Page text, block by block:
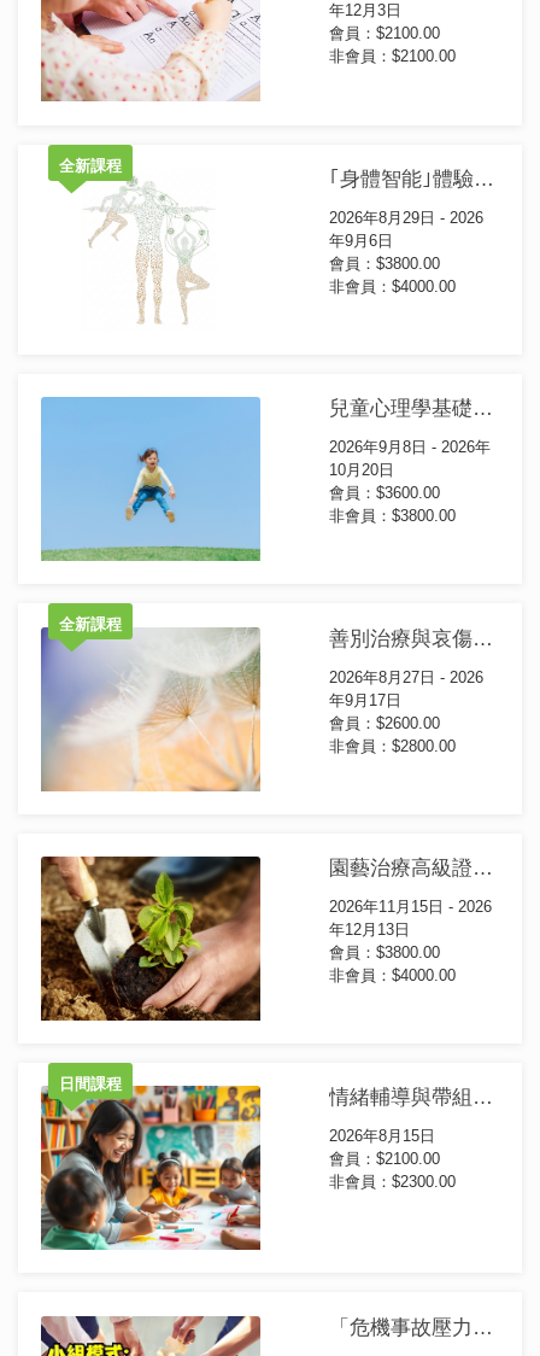
年12月3日
會員：$2100.00
非會員：$2100.00
全新課程
｢身體智能｣體驗工作坊
2026年8月29日 - 2026
年9月6日
會員：$3800.00
非會員：$4000.00
兒童心理學基礎證書課程 (第15屆)
2026年9月8日 - 2026年
10月20日
會員：$3600.00
非會員：$3800.00
全新課程
善別治療與哀傷輔導證書課程(第1屆)
2026年8月27日 - 2026
年9月17日
會員：$2600.00
非會員：$2800.00
園藝治療高級證書課程
2026年11月15日 - 2026
年12月13日
會員：$3800.00
非會員：$4000.00
日間課程
情緒輔導與帶組技巧課程(和諧粉彩篇) (第4屆)(日間課程)
2026年8月15日
會員：$2100.00
非會員：$2300.00
「危機事故壓力管理~ 小組介入」 ICISF CISM證書課程(第7屆)